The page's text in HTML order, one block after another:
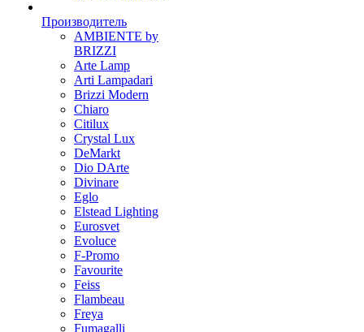
Производитель
AMBIENTE by
BRIZZI
Arte Lamp
Arti Lampadari
Brizzi Modern
Chiaro
Citilux
Crystal Lux
DeMarkt
Dio DArte
Divinare
Eglo
Elstead Lighting
Eurosvet
Evoluce
F-Promo
Favourite
Feiss
Flambeau
Freya
Fumagalli